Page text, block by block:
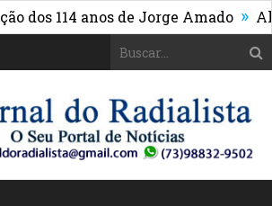
anos de Jorge Amado » Alto da